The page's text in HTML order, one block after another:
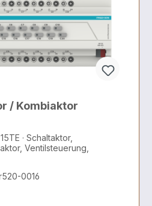
20-fach KNX Aktor / Kombiaktor
· Schaltaktor,
Ventilsteuerung,
0016